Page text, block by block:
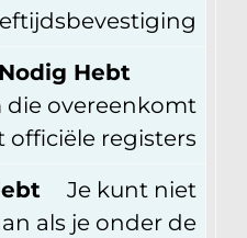
Hebt
overeenkomt
officiële registers
Je kunt niet
als je onder de